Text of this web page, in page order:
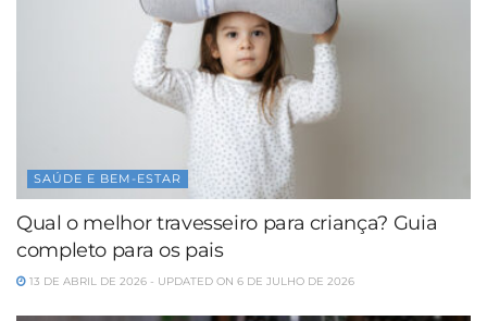
SAÚDE E BEM-ESTAR
Qual o melhor travesseiro para criança? Guia
completo para os pais
13 DE ABRIL DE 2026 - UPDATED ON 6 DE JULHO DE 2026